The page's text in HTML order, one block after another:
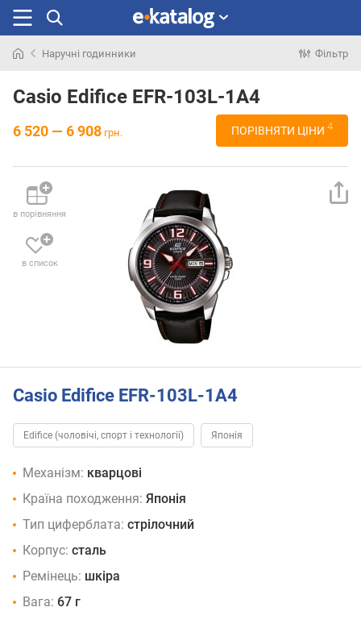
раніше
Наручні годинники Фільтр
Casio Edifice EFR-103L-1A4
6 520 — 6 908 грн. ПОРІВНЯТИ ЦІНИ 4
в порівняння
в список
Casio Edifice EFR-103L-1A4
Edifice (чоловічі, спорт і технології) Японія
Механізм: кварцові
Країна походження: Японія
Тип циферблата: стрілочний
Корпус: сталь
Ремінець: шкіра
Вага: 67 г